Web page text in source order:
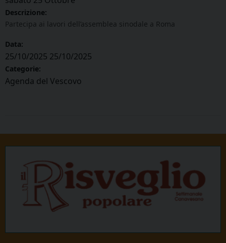
Descrizione:
Partecipa ai lavori dell’assemblea sinodale a Roma
Data:
25/10/2025 25/10/2025
Categorie:
Agenda del Vescovo